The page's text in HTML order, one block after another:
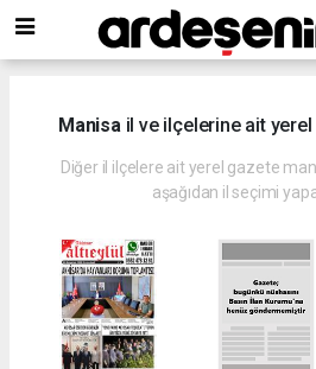
Manisail ve ilçelerine ait
Diğer il ilçelere ait yerel gazete
aşağıdan il seçimi